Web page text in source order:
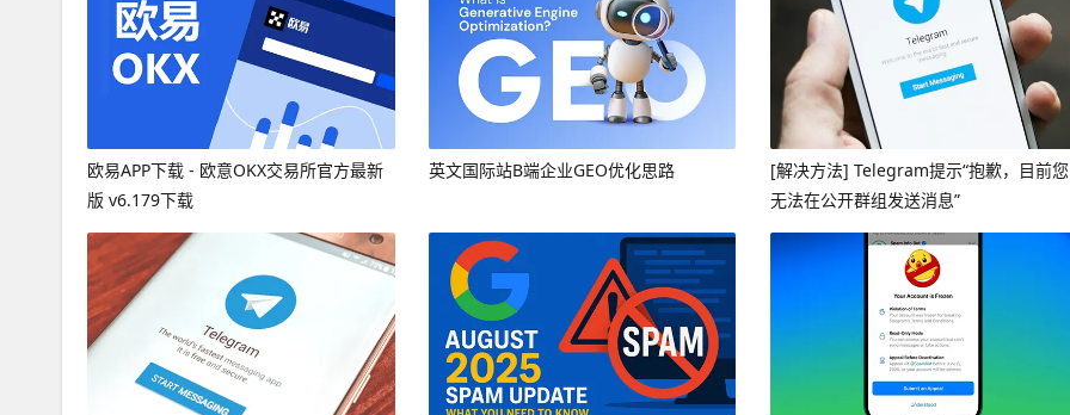
欧易APP下载 - 欧意OKX交易所官方最新
版 v6.179下载
英文国际站B端企业GEO优化思路
[解决方法] Telegram提示“抱歉，目前您
无法在公开群组发送消息”